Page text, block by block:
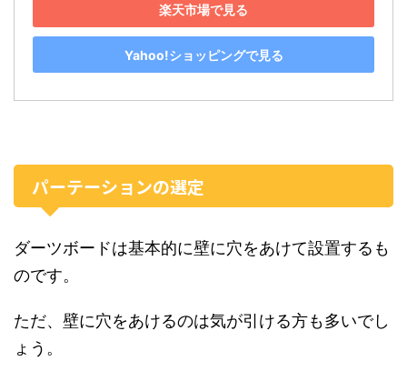
楽天市場で見る
Yahoo!ショッピングで見る
パーテーションの選定
ダーツボードは基本的に壁に穴をあけて設置するも
のです。
ただ、壁に穴をあけるのは気が引ける方も多いでし
ょう。